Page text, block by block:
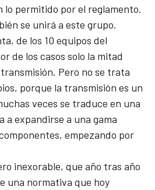
lo permitido por el reglamento.
se unirá a este grupo.
de los 10 equipos del
de los casos solo la mitad
Pero no se trata
porque la transmisión es un
veces se traduce en una
a expandirse a una gama
empezando por
inexorable, que año tras año
una normativa que hoy